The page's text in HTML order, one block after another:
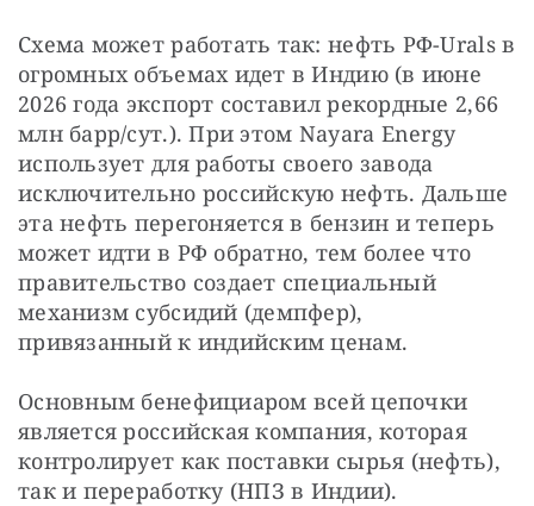
Схема может работать так: нефть РФ-Urals в
огромных объемах идет в Индию (в июне
2026 года экспорт составил рекордные 2,66
млн барр/сут.). При этом Nayara Energy
использует для работы своего завода
исключительно российскую нефть. Дальше
эта нефть перегоняется в бензин и теперь
может идти в РФ обратно, тем более что
правительство создает специальный
механизм субсидий (демпфер),
привязанный к индийским ценам.
Основным бенефициаром всей цепочки
является российская компания, которая
контролирует как поставки сырья (нефть),
так и переработку (НПЗ в Индии).